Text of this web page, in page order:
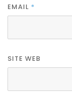
EMAIL *
SITE WEB